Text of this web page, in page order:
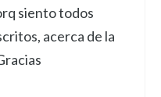
siento todos
acerca de la